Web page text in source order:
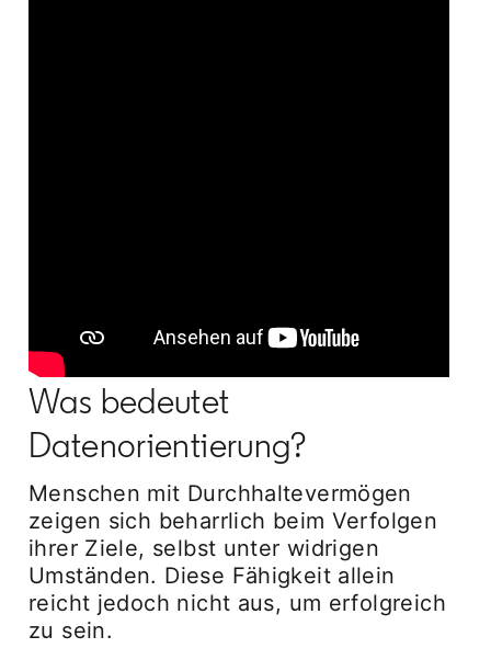
Was bedeutet
Datenorientierung?
Menschen mit Durchhaltevermögen
zeigen sich beharrlich beim Verfolgen
ihrer Ziele, selbst unter widrigen
Umständen. Diese Fähigkeit allein
reicht jedoch nicht aus, um erfolgreich
zu sein.